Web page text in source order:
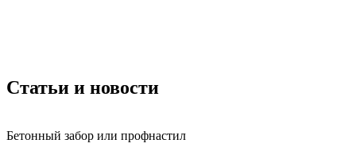
Статьи и новости
Бетонный забор или профнастил